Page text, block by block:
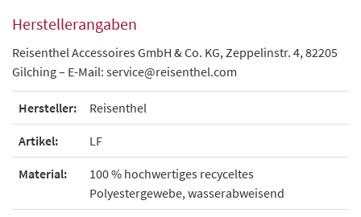
Herstellerangaben
Reisenthel Accessoires GmbH & Co. KG, Zeppelinstr. 4, 82205
Gilching – E-Mail: service@reisenthel.com
Hersteller: Reisenthel
Artikel: LF
Material:
100 % hochwertiges recyceltes
Polyestergewebe, wasserabweisend